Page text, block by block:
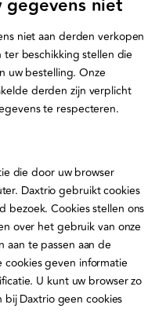
niet
niet aan derden verkopen
beschikking stellen die
uw bestelling. Onze
derden zijn verplicht
te respecteren.
die door uw browser
Daxtrio gebruikt cookies
bezoek. Cookies stellen ons
over het gebruik van onze
te passen aan de
cookies geven informatie
U kunt uw browser zo
Daxtrio geen cookies